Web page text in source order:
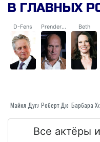
опытный
чем причина
В ГЛАВНЫХ
D-Fens
Майкл Дуглас
Prendergast
Роберт Дюваль
Beth
Барбара
Все актёры